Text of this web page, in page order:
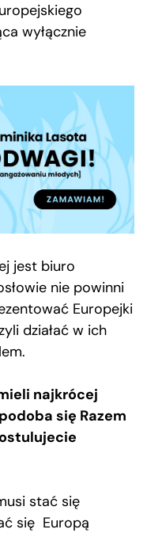
wyłącznie
jest biuro
nie powinni
Europejki
działać w ich
najkrócej
się Razem
stać się
się Europą